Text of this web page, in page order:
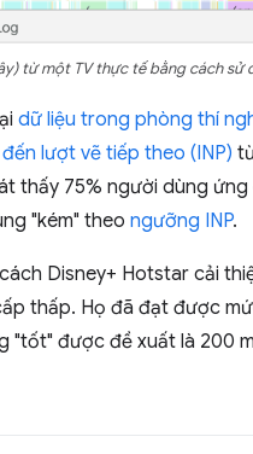
từ một TV thực tế bằng cách
dữ liệu trong phòng thí
lượt vẽ tiếp theo (INP)
thấy 75% người dùng ứng
"kém" theo ngưỡng INP.
Disney+ Hotstar cải
thấp. Họ đã đạt được
được đề xuất là 200